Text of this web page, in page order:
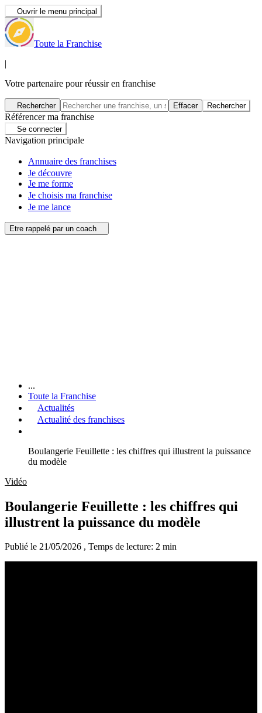
Ouvrir le menu principal
Toute la Franchise
|
Votre partenaire pour réussir en franchise
Rechercher Effacer Rechercher
Référencer ma franchise
Se connecter
Navigation principale
Annuaire des franchises
Je découvre
Je me forme
Je choisis ma franchise
Je me lance
Etre rappelé par un coach
...
Toute la Franchise
Actualités
Actualité des franchises
Boulangerie Feuillette : les chiffres qui illustrent la puissance
du modèle
Vidéo
Boulangerie Feuillette : les chiffres qui
illustrent la puissance du modèle
Publié le 21/05/2026 , Temps de lecture: 2 min